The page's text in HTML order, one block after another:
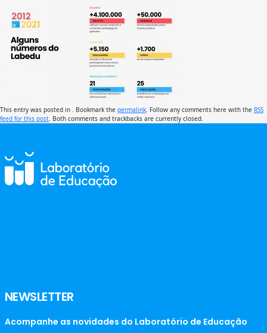
This entry was posted in . Bookmark the permalink . Follow any comments here with the RSS
feed for this post . Both comments and trackbacks are currently closed.
NEWSLETTER
Acompanhe as novidades do Laboratório de Educação